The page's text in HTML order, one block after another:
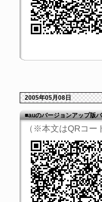
2005年05月08日
■auのバージョンアップ版
（※本文はQRコー